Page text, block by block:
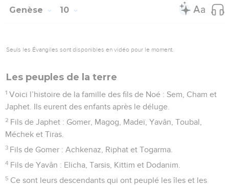
Genèse 10
Seuls les Évangiles sont disponibles en vidéo pour le moment.
Les peuples de la terre
1 Voici l’histoire de la famille des fils de Noé : Sem, Cham et
Japhet. Ils eurent des enfants après le déluge.
2 Fils de Japhet : Gomer, Magog, Madeï, Yavân, Toubal,
Méchek et Tiras.
3 Fils de Gomer : Achkenaz, Riphat et Togarma.
4 Fils de Yavân : Elicha, Tarsis, Kittim et Dodanim.
5 Ce sont leurs descendants qui ont peuplé les îles et les